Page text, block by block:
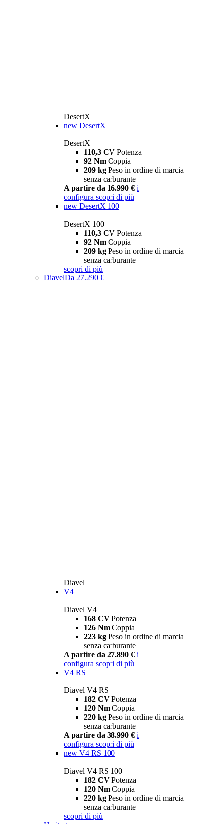
DesertX
new DesertX
DesertX
110,3 CV Potenza
92 Nm Coppia
209 kg Peso in ordine di marcia
senza carburante
A partire da 16.990 € i
configura scopri di più
new DesertX 100
DesertX 100
110,3 CV Potenza
92 Nm Coppia
209 kg Peso in ordine di marcia
senza carburante
scopri di più
DiavelDa 27.290 €
Diavel
V4
Diavel V4
168 CV Potenza
126 Nm Coppia
223 kg Peso in ordine di marcia
senza carburante
A partire da 27.890 € i
configura scopri di più
V4 RS
Diavel V4 RS
182 CV Potenza
120 Nm Coppia
220 kg Peso in ordine di marcia
senza carburante
A partire da 38.990 € i
configura scopri di più
new V4 RS 100
Diavel V4 RS 100
182 CV Potenza
120 Nm Coppia
220 kg Peso in ordine di marcia
senza carburante
scopri di più